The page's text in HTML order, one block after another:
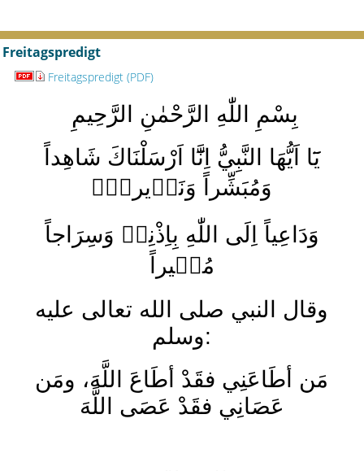
Freitagspredigt
Freitagspredigt (PDF)
بِسْمِ اللّٰهِ الرَّحْمٰنِ الرَّحِيمِ
يَٓا اَيُّهَا النَّبِيُّ اِنَّٓا اَرْسَلْنَاكَ شَاهِداً
وَمُبَشِّراً وَنَذٖيراًۙ
وَدَاعِياً اِلَى اللّٰهِ بِاِذْنِهٖ وَسِرَاجاً
مُنٖيراً
وقال النبي صلى الله تعالى عليه
وسلم:
مَن أطَاعَنِي فقَدْ أطَاعَ اللَّهَ، ومَن
عَصَانِي فقَدْ عَصَى اللَّهَ